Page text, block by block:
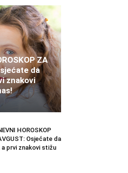
ZA
da
znakovi
HOROSKOP
Osjećate da
prvi znakovi stižu